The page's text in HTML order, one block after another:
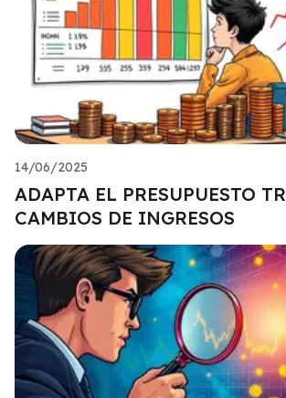
14/06/2025
ADAPTA EL PRESUPUESTO
CAMBIOS DE INGRESOS